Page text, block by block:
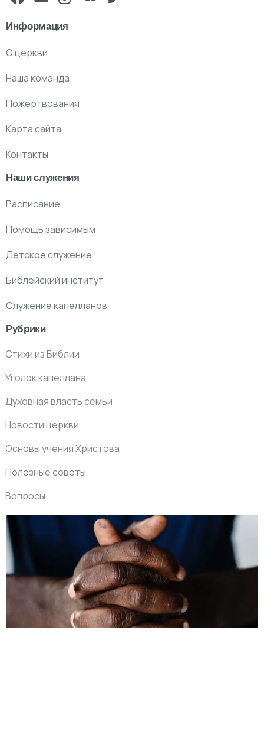
Информация
О церкви
Наша команда
Пожертвования
Карта сайта
Контакты
Наши служения
Расписание
Помощь зависимым
Детское служение
Библейский институт
Служение капелланов
Рубрики
Стихи из Библии
Уголок капеллана
Духовная власть семьи
Новости церкви
Основы учения Христова
Полезные советы
Вопросы